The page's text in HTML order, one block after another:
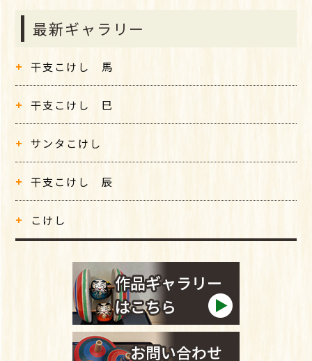
最新ギャラリー
干支こけし 馬
干支こけし 巳
サンタこけし
干支こけし 辰
こけし